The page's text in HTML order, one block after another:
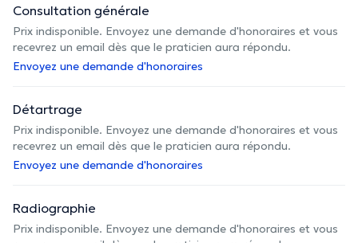
Consultation générale
Prix indisponible. Envoyez une demande d'honoraires et vous
recevrez un email dès que le praticien aura répondu.
Envoyez une demande d'honoraires
Détartrage
Prix indisponible. Envoyez une demande d'honoraires et vous
recevrez un email dès que le praticien aura répondu.
Envoyez une demande d'honoraires
Radiographie
Prix indisponible. Envoyez une demande d'honoraires et vous